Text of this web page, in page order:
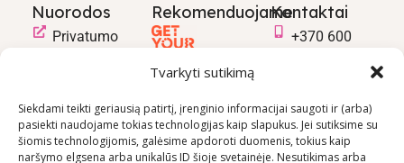
Tvarkyti sutikimą
Siekdami teikti geriausią patirtį, įrenginio informacijai saugoti ir (arba)
pasiekti naudojame tokias technologijas kaip slapukus. Jei sutiksime su
šiomis technologijomis, galėsime apdoroti duomenis, tokius kaip
naršymo elgsena arba unikalūs ID šioje svetainėje. Nesutikimas arba
Nuorodos
Privatumo
pirkimo –
pardavimo
taisyklės
RekomenduojameKontaktai
+370 600